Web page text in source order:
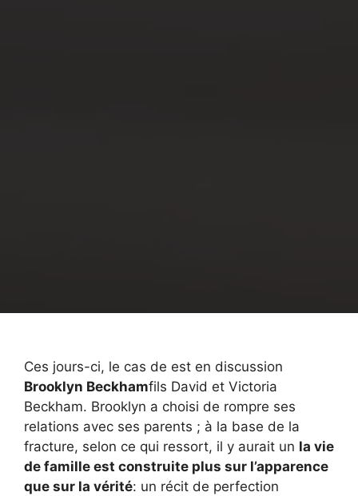
Ces jours-ci, le cas de est en discussion
Brooklyn Beckhamfils David et Victoria
Beckham. Brooklyn a choisi de rompre ses
relations avec ses parents ; à la base de la
fracture, selon ce qui ressort, il y aurait un la vie
de famille est construite plus sur l’apparence
que sur la vérité: un récit de perfection